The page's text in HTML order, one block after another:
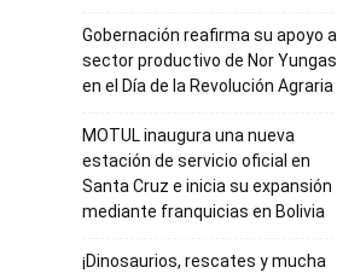
Gobernación reafirma su apoyo al
sector productivo de Nor Yungas
en el Día de la Revolución Agraria
MOTUL inaugura una nueva
estación de servicio oficial en
Santa Cruz e inicia su expansión
mediante franquicias en Bolivia
¡Dinosaurios, rescates y mucha